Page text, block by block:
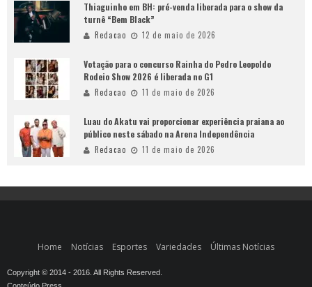
Thiaguinho em BH: pré-venda liberada para o show da
turnê “Bem Black”
Redacao 12 de maio de 2026
Votação para o concurso Rainha do Pedro Leopoldo
Rodeio Show 2026 é liberada no G1
Redacao 11 de maio de 2026
Luau do Akatu vai proporcionar experiência praiana ao
público neste sábado na Arena Independência
Redacao 11 de maio de 2026
Home Notícias Esportes Variedades Últimas Notícias
Copyright © 2014 - 2016. All Rights Reserved.